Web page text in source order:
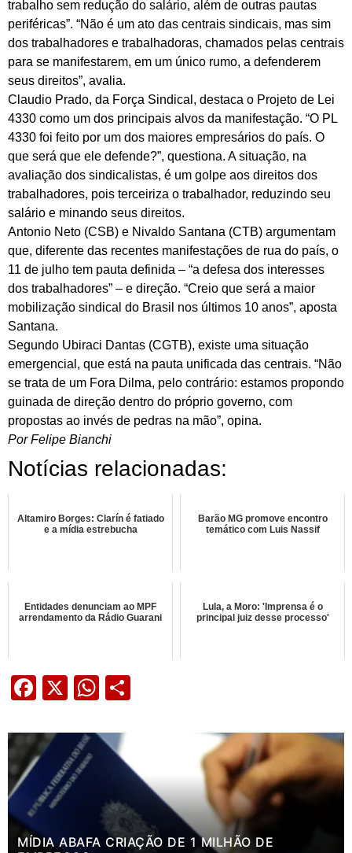
trabalho sem redução do salário, além de outras pautas
periféricas”. “Não é um ato das centrais sindicais, mas sim
dos trabalhadores e trabalhadoras, chamados pelas centrais
para se manifestarem, em um único rumo, a defenderem
seus direitos”, avalia.
Claudio Prado, da Força Sindical, destaca o Projeto de Lei
4330 como um dos principais alvos da manifestação. “O PL
4330 foi feito por um dos maiores empresários do país. O
que será que ele defende?”, questiona. A situação, na
avaliação dos sindicalistas, é um golpe aos direitos dos
trabalhadores, pois terceiriza o trabalhador, reduzindo seu
salário e minando seus direitos.
Antonio Neto (CSB) e Nivaldo Santana (CTB) argumentam
que, diferente das recentes manifestações de rua do país, o
11 de julho tem pauta definida – “a defesa dos interesses
dos trabalhadores” – e direção. “Creio que será a maior
mobilização sindical do Brasil nos últimos 10 anos”, aposta
Santana.
Segundo Ubiraci Dantas (CGTB), existe uma situação
emergencial, que está na pauta unificada das centrais. “Não
se trata de um Fora Dilma, pelo contrário: estamos propondo
guinada de direção dentro do próprio governo, com
propostas ao invés de pedras na mão”, opina.
Por Felipe Bianchi
Notícias relacionadas:
Altamiro Borges: Clarín é fatiado
e a mídia estrebucha
Barão MG promove encontro
temático com Luis Nassif
Entidades denunciam ao MPF
arrendamento da Rádio Guarani
Lula, a Moro: 'Imprensa é o
principal juiz desse processo'
Facebook
X WhatsApp
MÍDIA ABAFA CRIAÇÃO DE 1 MILHÃO DE